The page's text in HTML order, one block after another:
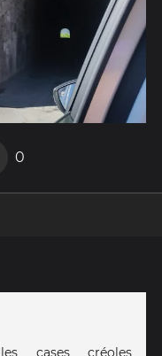
0
cases créoles